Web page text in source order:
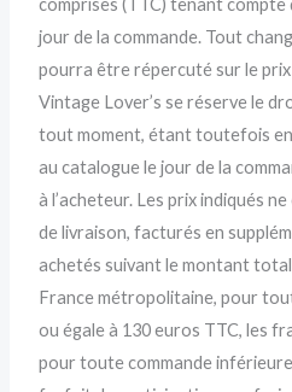
comprises (TTC) tenant compte
jour de la commande. Tout
pourra être répercuté sur le
Vintage Lover’s se réserve le
tout moment, étant toutefois
au catalogue le jour de la
à l’acheteur. Les prix indiqués
de livraison, facturés en
achetés suivant le montant total
France métropolitaine, pour
ou égale à 130 euros TTC, les
pour toute commande